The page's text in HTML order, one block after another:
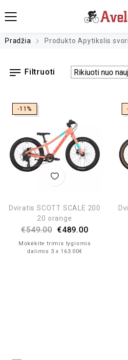
Pradžia Produkto Apytikslis
Filtruoti
-11%
Dviratis SCOTT SCALE 200
20 orange
€549.00 €489.00
Mokėkite trimis lygiomis
dalimis 3 x 163.00€